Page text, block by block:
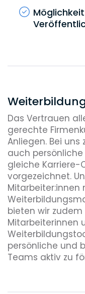
Das Vertrauen
gerechte
Anliegen. Bei
auch
gleiche Karriere-
vorgezeichnet.
bieten wir
Mitarbeiterinnen
persönliche und
Teams aktiv zu